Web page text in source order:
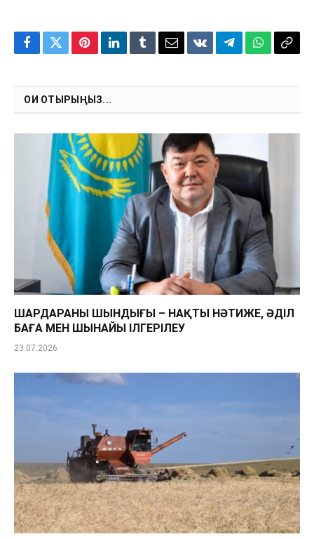
Facebook
TwitterPinterestLinkedInTumblrEmailVKontakte
TelegramWhatsApp
Copy
ОҚИ ОТЫРЫҢЫЗ...
ШАРДАРАНЫҢ ШЫНДЫҒЫ – НАҚТЫ НӘТИЖЕ, ӘДІЛ
БАҒА МЕН ШЫНАЙЫ ІЛГЕРІЛЕУ
23.07.2026